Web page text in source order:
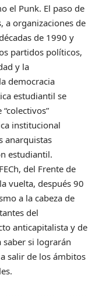
el Punk. El paso de
a organizaciones de
de 1990 y
partidos políticos,
y la
democracia
estudiantil se
institucional
anarquistas
estudiantil.
del Frente de
vuelta, después 90
a la cabeza de
del
anticapitalista y de
si lograrán
salir de los ámbitos